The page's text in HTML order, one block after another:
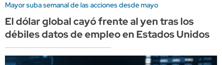
Mayor suba semanal de las acciones desde mayo
El dólar global cayó frente al yen tras los
débiles datos de empleo en Estados Unidos